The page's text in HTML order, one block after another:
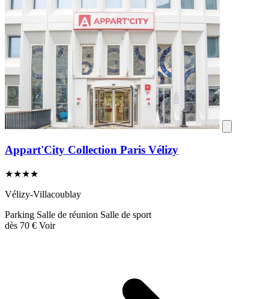
Appart'City Collection Paris Vélizy
★★★★
Vélizy-Villacoublay
Parking Salle de réunion Salle de sport
dès 70 € Voir